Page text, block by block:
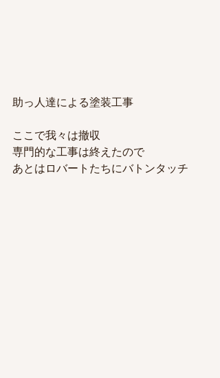
助っ人達による塗装工事
ここで我々は撤収
専門的な工事は終えたので
あとはロバートたちにバトンタッチ